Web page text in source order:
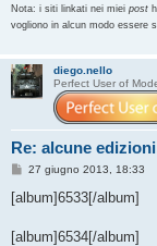
Nota: i siti linkati nei miei post
vogliono in alcun modo essere
diego.nello
Perfect User of
Re: alcune
M
s
g
27 giugno 2013, 18:33
[album]6533[/album]
[album]6534[/album]